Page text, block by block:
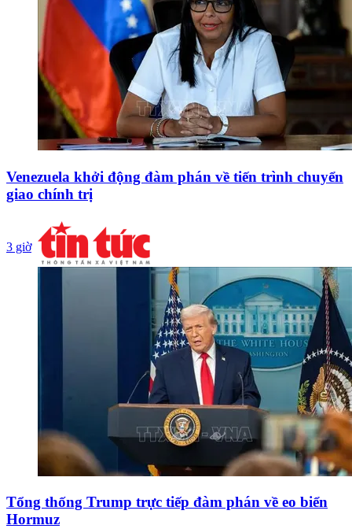
Venezuela khởi động đàm phán về tiến trình chuyển
giao chính trị
3 giờ
Tổng thống Trump trực tiếp đàm phán về eo biển
Hormuz